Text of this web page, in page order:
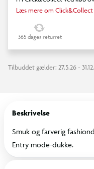
Læs mere om
365 dages returret
Tilbuddet gælder: 27.5.26 -
Beskrivelse
Smuk og farverig
Entry mode-dukke.